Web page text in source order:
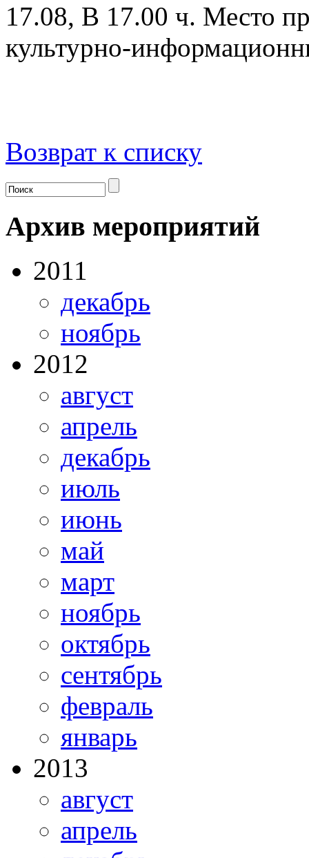
17.08, В 17.00 ч. Место
культурно-
Возврат к списку
Архив мероприятий
2011
декабрь
ноябрь
2012
август
апрель
декабрь
июль
июнь
май
март
ноябрь
октябрь
сентябрь
февраль
январь
2013
август
апрель